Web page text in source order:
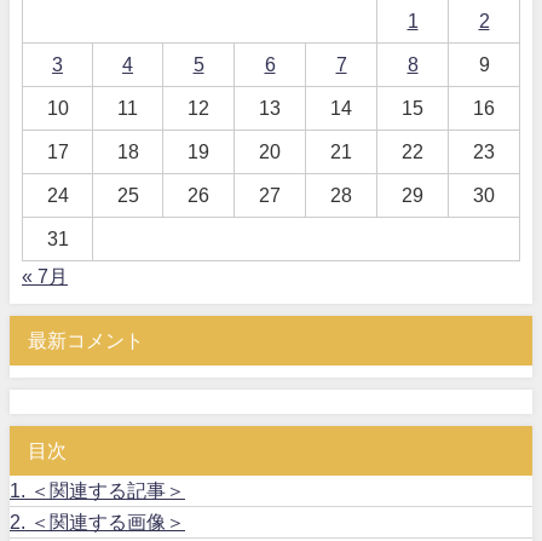
1 2
3 4 5 6 7 8 9
10 11 12 13 14 15 16
17 18 19 20 21 22 23
24 25 26 27 28 29 30
31
« 7月
最新コメント
目次
1.
＜関連する記事＞
2.
＜関連する画像＞